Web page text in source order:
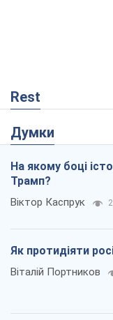
Rest
Думки
На якому боці
Трамп?
Віктор Каспрук
Як протидіяти
Віталій Портников